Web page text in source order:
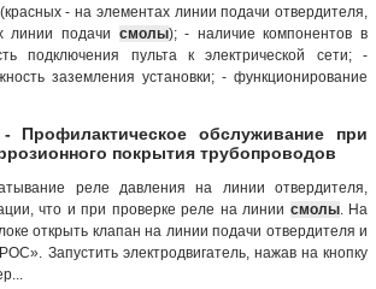
- на элементах линии подачи отвердителя,
линии подачи смолы); - наличие компонентов в
подключения пульта к электрической сети; -
заземления установки; - функционирование
Профилактическое обслуживание при
покрытия трубопроводов
реле давления на линии отвердителя,
что и при проверке реле на линии смолы. На
открыть клапан на линии подачи отвердителя и
Запустить электродвигатель, нажав на кнопку